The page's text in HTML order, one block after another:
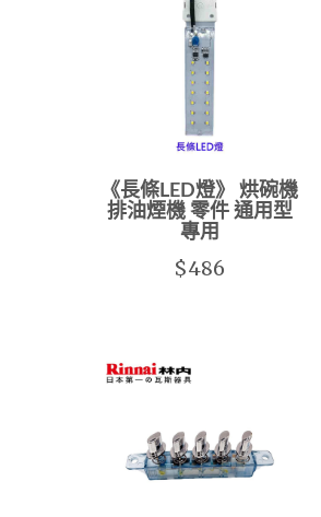
《長條LED燈》 烘碗機
排油煙機 零件 通用型
專用
$486